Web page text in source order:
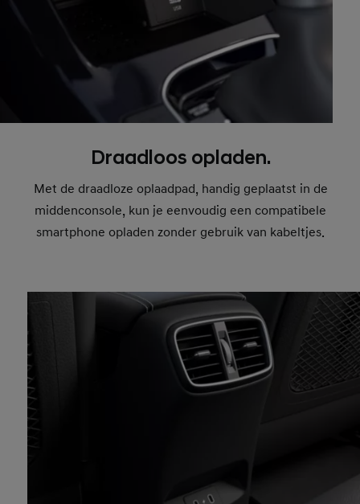
Draadloos opladen.
Met de draadloze oplaadpad, handig geplaatst in de
middenconsole, kun je eenvoudig een compatibele
smartphone opladen zonder gebruik van kabeltjes.